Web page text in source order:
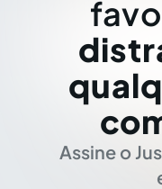
Assine o